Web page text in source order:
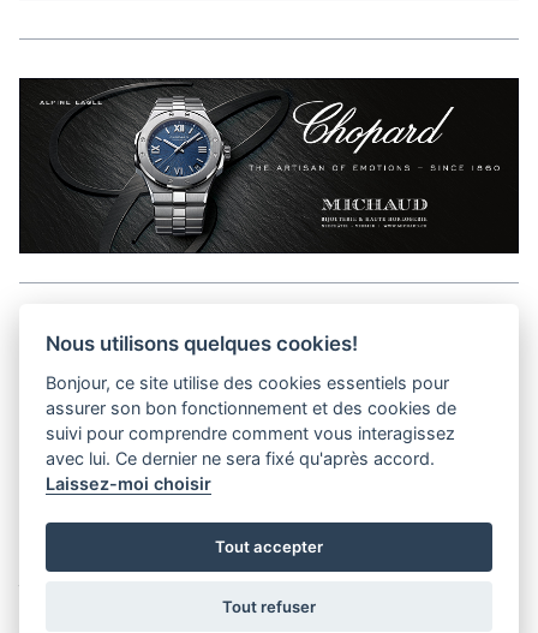
Kits médias
Confidentialité
Pl. de la Palud 23
Tel : +41 (21) 312 41 41
Nous utilisons quelques cookies!
Bonjour, ce site utilise des cookies essentiels pour
assurer son bon fonctionnement et des cookies de
suivi pour comprendre comment vous interagissez
avec lui. Ce dernier ne sera fixé qu'après accord.
Laissez-moi choisir
Tout accepter
Tout refuser